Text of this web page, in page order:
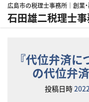
コンテンツへスキップ
広島市の税理士事務所｜創業
石田雄二税理士
『代位弁済
の代位弁済
投稿日時